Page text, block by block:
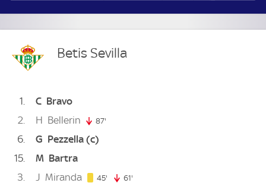
Betis Sevilla
1 C Bravo
2
H Bellerin 87'
6 G Pezzella (c)
15
M Bartra
3
J Miranda 45' 45. minute
61'